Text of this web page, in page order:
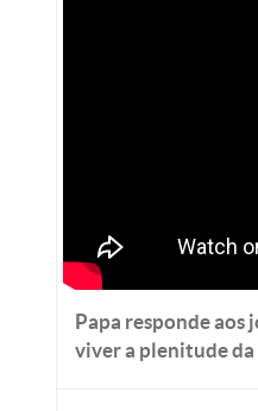
Papa responde aos
viver a plenitude da